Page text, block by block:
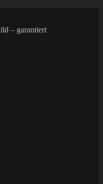
– garantiert